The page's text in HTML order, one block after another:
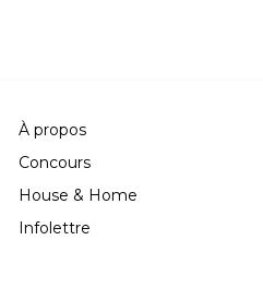
À propos
Concours
House & Home
Infolettre